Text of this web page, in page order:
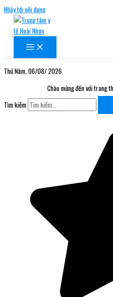
Nhảy tới nội dung
Thứ Năm, 06/08/ 2026
Chào mừng đến với trang
Tìm kiếm